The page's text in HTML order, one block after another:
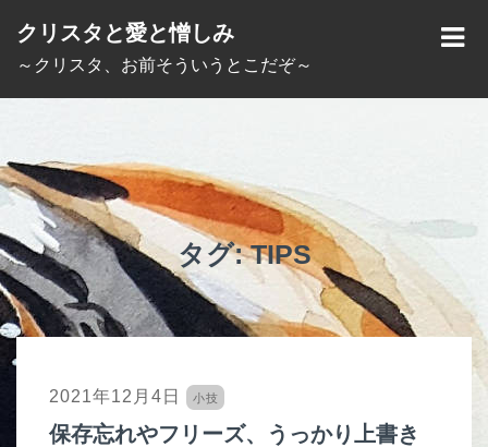
o
c
o
n
t
e
クリスタと愛と憎しみ
～クリスタ、お前そういうとこだぞ～
E
タグ:TIPS
2021年12月4日 小技
保存忘れやフリーズ、うっかり上書き